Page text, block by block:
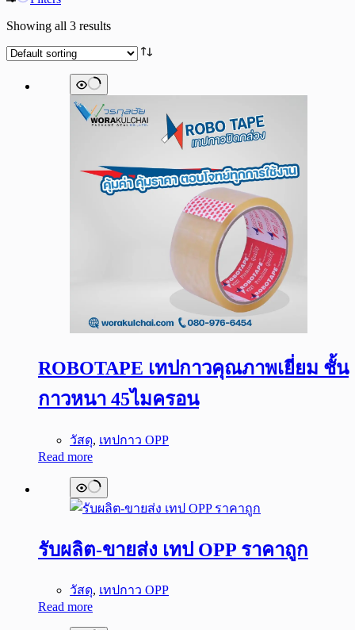
Showing all 3 results
ROBOTAPE เทปกาวคุณภาพเยี่ยม ชั้น
กาวหนา 45ไมครอน
วัสดุ, เทปกาว OPP
Read more
รับผลิต-ขายส่ง เทป OPP ราคาถูก
วัสดุ, เทปกาว OPP
Read more